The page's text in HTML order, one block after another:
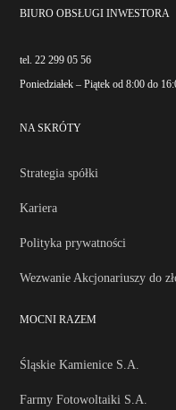
BIURO OBSŁUGI INWESTORA
tel. 22 299 05 56
Poniedziałek – Piątek od 8:00 do
NA SKRÓTY
Strategia spółki
Kariera
Polityka prywatności
Wezwanie Akcjonariuszy do
MOCNI RAZEM
Śląskie Kamienice S.A.
Farmy Fotowoltaiki S.A.